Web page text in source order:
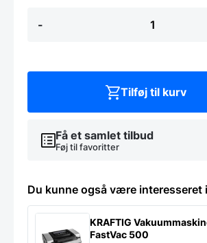
-
Tsuchimon
Få et samlet tilbud
Føj til favoritter
Tilføj til kurv
Du kunne også være interesseret
KRAFTIG
FastVac 500